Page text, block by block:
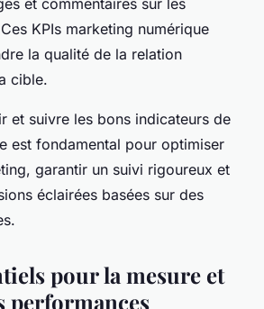
et commentaires sur les
KPIs marketing numérique
la qualité de la relation
cible.
et suivre les bons indicateurs de
est fondamental pour optimiser
garantir un suivi rigoureux et
éclairées basées sur des
pour la mesure et
performances